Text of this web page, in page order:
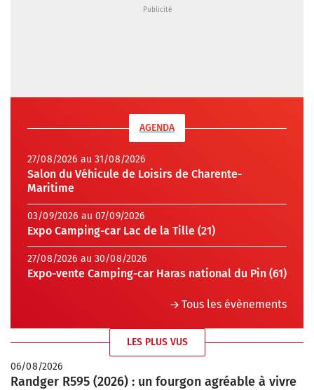
AGENDA
27/08/2026 au 31/08/2026
Salon du Véhicule de Loisirs de Charente-
Maritime
03/09/2026 au 07/09/2026
Expo Camping-car Lac de la Tille (21)
27/08/2026 au 30/08/2026
Expo-vente Camping-car Haras national du Pin (61)
Tous les évènements
LES PLUS VUS
06/08/2026
Randger R595 (2026) : un fourgon agréable à vivre